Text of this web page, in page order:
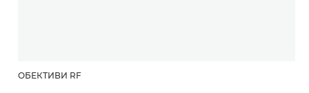
ОБЕКТИВИ RF